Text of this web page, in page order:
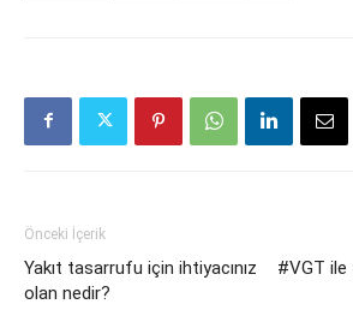
Önceki İçerik
Yakıt tasarrufu için ihtiyacınız
olan nedir?
#VGT ile